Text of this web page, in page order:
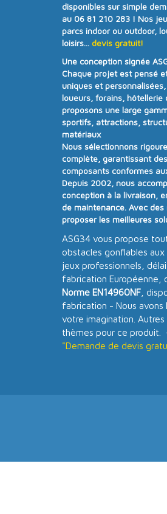
disponibles sur simple
au 06 81 210 283 ! Nos
parcs indoor ou outdoor,
loisirs... devis gratuit!
Une conception signée
Chaque projet est pensé
uniques et personnalisées
loueurs, forains, hôtellerie
proposons une large
sportifs, attractions,
matériaux
Nous sélectionnons
complète , garantissant
composants conformes
Depuis 2002 , nous
conception à la livraison,
de maintenance. Avec des
proposer les meilleures
ASG34 vous propose
obstacles gonflables
jeux professionnels,
fabrication Européenne,
Norme EN14960NF ,
fabrication - Nous
votre imagination.
thèmes pour ce produit.
"Demande de devis